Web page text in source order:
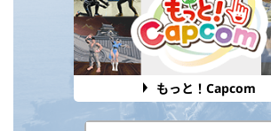
もっと！Capcom